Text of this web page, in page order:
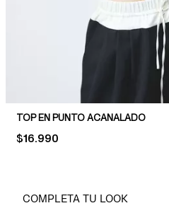
TOP EN PUNTO ACANALADO
PRICE:
$16.990
COMPLETA TU LOOK